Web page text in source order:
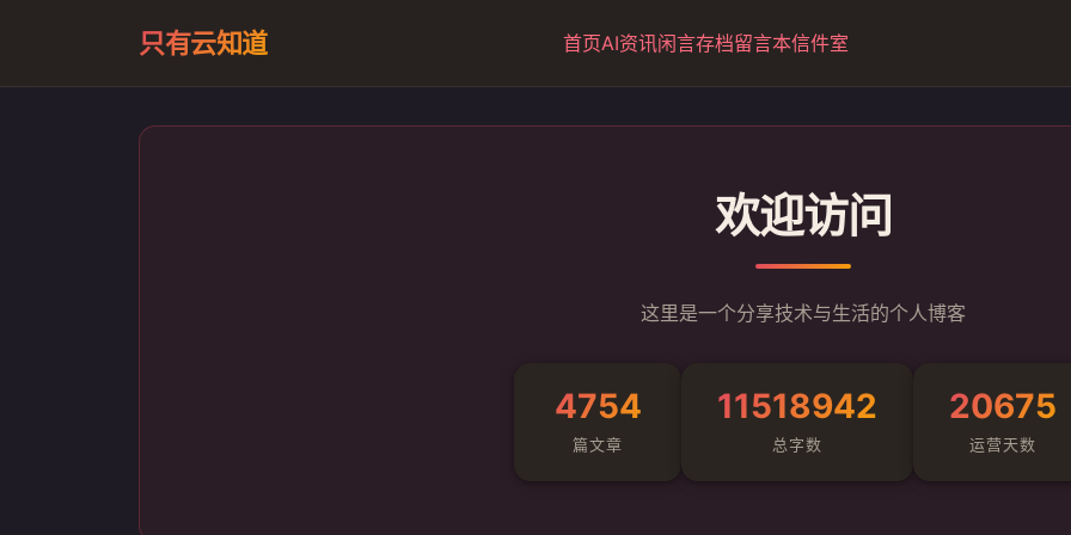
只有云知道 首页AI资讯闲言存档留言本信件室
欢迎访问
这里是一个分享技术与生活的个人博客
4754
篇文章
11518942
总字数
20675
运营天数